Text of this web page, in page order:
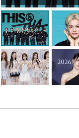
투표서 정청래에 승리